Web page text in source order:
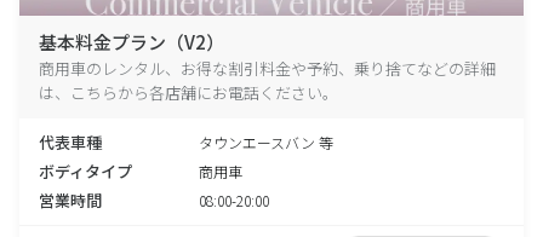
基本料金プラン（V2）
商用車のレンタル、お得な割引料金や予約、乗り捨てなどの詳細
は、こちらから各店舗にお電話ください。
代表車種 タウンエースバン 等
ボディタイプ 商用車
営業時間 08:00-20:00